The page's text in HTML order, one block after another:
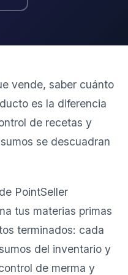
vende, saber cuánto
es la diferencia
de recetas y
se descuadran
de PointSeller
tus materias primas
terminados: cada
del inventario y
de merma y